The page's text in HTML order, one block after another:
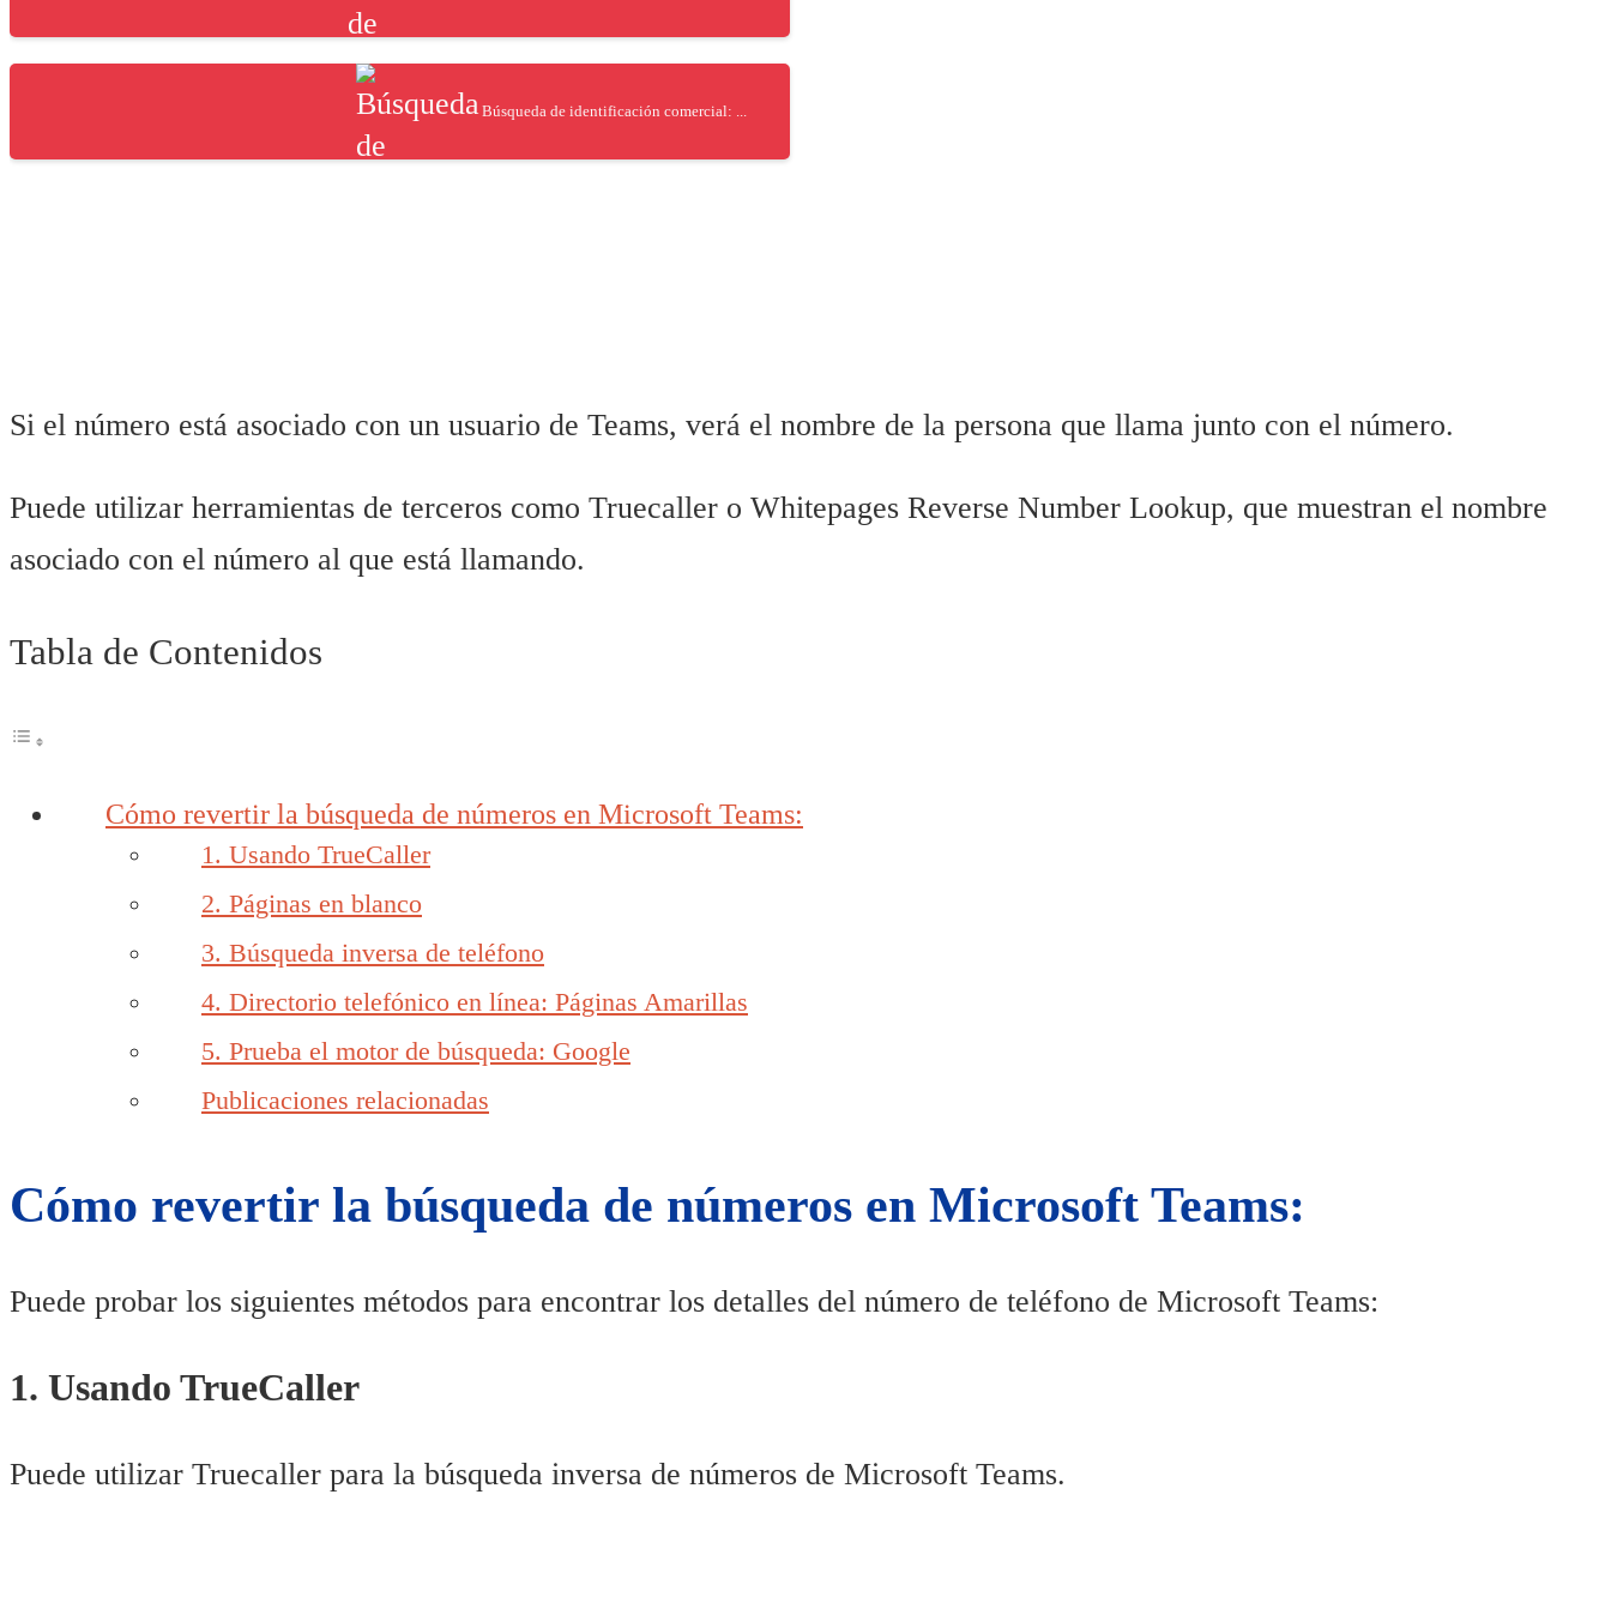
Búsqueda de identificación comercial: ...
Si el número está asociado con un usuario de Teams, verá el nombre de la persona que llama junto con el número.
Puede utilizar herramientas de terceros como Truecaller o Whitepages Reverse Number Lookup, que muestran el nombre
asociado con el número al que está llamando.
Tabla de Contenidos
Cómo revertir la búsqueda de números en Microsoft Teams:
1. Usando TrueCaller
2. Páginas en blanco
3. Búsqueda inversa de teléfono
4. Directorio telefónico en línea: Páginas Amarillas
5. Prueba el motor de búsqueda: Google
Publicaciones relacionadas
Cómo revertir la búsqueda de números en Microsoft Teams:
Puede probar los siguientes métodos para encontrar los detalles del número de teléfono de Microsoft Teams:
1. Usando TrueCaller
Puede utilizar Truecaller para la búsqueda inversa de números de Microsoft Teams.